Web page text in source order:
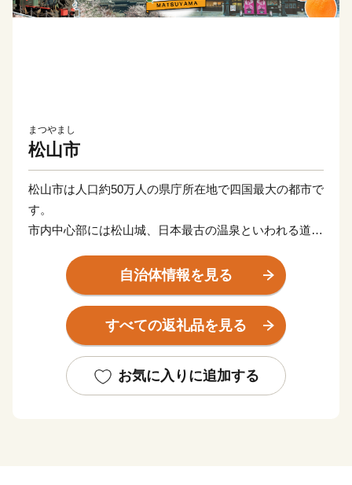
まつやまし
松山市
松山市は人口約50万人の県庁所在地で四国最大の都市で
す。
市内中心部には松山城、日本最古の温泉といわれる道後
また、近代俳句の祖といわれる正岡子規の生誕地でもあ
ります。
自治体情報を見る
すべての返礼品を見る
お気に入りに追加する